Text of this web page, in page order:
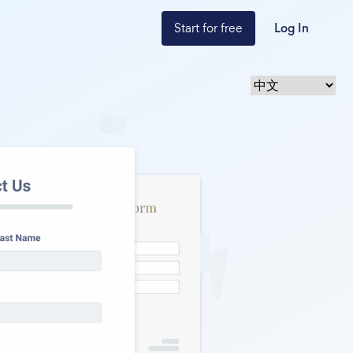
Start for free Log In